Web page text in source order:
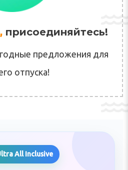
присоединяйтесь!
предложения для
отпуска!
All Inclusive